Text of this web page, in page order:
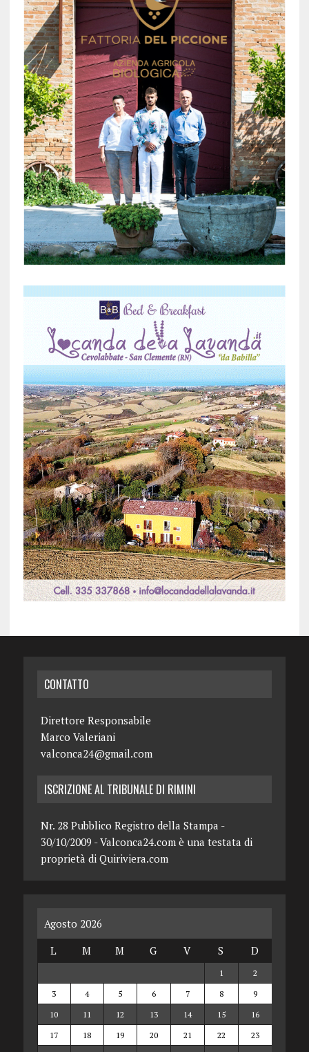
CONTATTO
Direttore Responsabile
Marco Valeriani
valconca24@gmail.com
ISCRIZIONE AL TRIBUNALE DI RIMINI
Nr. 28 Pubblico Registro della Stampa -
30/10/2009 - Valconca24.com è una testata di
proprietà di Quiriviera.com
Agosto 2026
L
M M G V S D
1
2
3
4 5 6 7 8
9
10
11 12 13 14 15
16
17
18 19 20 21 22
23